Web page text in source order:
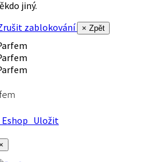
jiný.
zablokování
× Zpět
Uložit